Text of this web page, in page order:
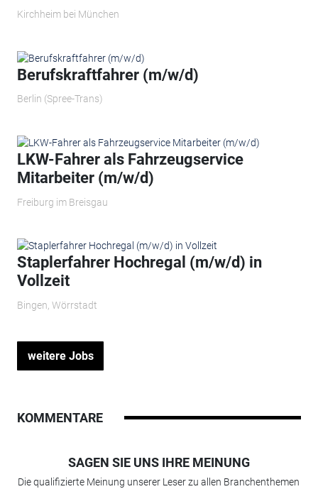
Kirchheim bei München
Berufskraftfahrer (m/w/d)
Berlin (Spree-Trans)
LKW-Fahrer als Fahrzeugservice
Mitarbeiter (m/w/d)
Freiburg im Breisgau
Staplerfahrer Hochregal (m/w/d) in
Vollzeit
Bingen, Wörrstadt
weitere Jobs
KOMMENTARE
SAGEN SIE UNS IHRE MEINUNG
Die qualifizierte Meinung unserer Leser zu allen Branchenthemen